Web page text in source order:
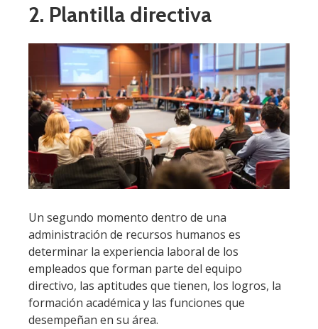
2. Plantilla directiva
Un segundo momento dentro de una
administración de recursos humanos es
determinar la experiencia laboral de los
empleados que forman parte del equipo
directivo, las aptitudes que tienen, los logros, la
formación académica y las funciones que
desempeñan en su área.